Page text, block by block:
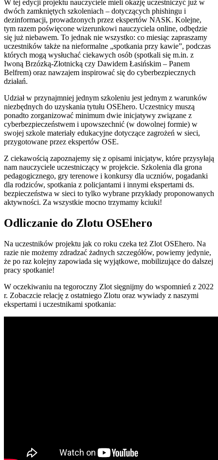
W tej edycji projektu nauczyciele mieli okazję uczestniczyć już w
dwóch zamkniętych szkoleniach – dotyczących phishingu i
dezinformacji, prowadzonych przez ekspertów NASK. Kolejne,
tym razem poświęcone wizerunkowi nauczyciela online, odbędzie
się już niebawem. To jednak nie wszystko: co miesiąc zapraszamy
uczestników także na nieformalne „spotkania przy kawie”, podczas
których mogą wysłuchać ciekawych osób (spotkali się m.in. z
Iwoną Brzózką-Złotnicką czy Dawidem Łasińskim – Panem
Belfrem) oraz nawzajem inspirować się do cyberbezpiecznych
działań.
Udział w przynajmniej jednym szkoleniu jest jednym z warunków
niezbędnych do uzyskania tytułu OSEhero. Uczestnicy muszą
ponadto zorganizować minimum dwie inicjatywy związane z
cyberbezpieczeństwem i upowszechnić (w dowolnej formie) w
swojej szkole materiały edukacyjne dotyczące zagrożeń w sieci,
przygotowane przez ekspertów OSE.
Z ciekawością zapoznajemy się z opisami inicjatyw, które przysyłają
nam nauczyciele uczestniczący w projekcie. Szkolenia dla grona
pedagogicznego, gry terenowe i konkursy dla uczniów, pogadanki
dla rodziców, spotkania z policjantami i innymi ekspertami ds.
bezpieczeństwa w sieci to tylko wybrane przykłady proponowanych
aktywności. Za wszystkie mocno trzymamy kciuki!
Odliczanie do Zlotu OSEhero
Na uczestników projektu jak co roku czeka też Zlot OSEhero. Na
razie nie możemy zdradzać żadnych szczegółów, powiemy jedynie,
że po raz kolejny zapowiada się wyjątkowe, mobilizujące do dalszej
pracy spotkanie!
W oczekiwaniu na tegoroczny Zlot sięgnijmy do wspomnień z 2022
r. Zobaczcie relację z ostatniego Zlotu oraz wywiady z naszymi
ekspertami i uczestnikami spotkania: